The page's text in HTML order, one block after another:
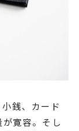
銭、カード
が寛容。そし